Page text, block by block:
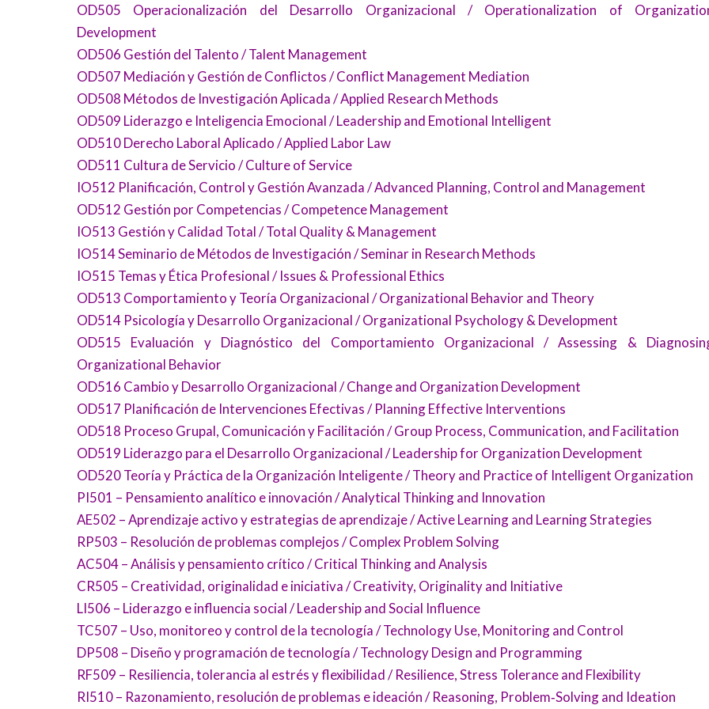
OD505 Operacionalización del Desarrollo Organizacional / Operationalization of
Development
OD506 Gestión del Talento / Talent Management
OD507 Mediación y Gestión de Conflictos / Conflict Management Mediation
OD508 Métodos de Investigación Aplicada / Applied Research Methods
OD509 Liderazgo e Inteligencia Emocional / Leadership and Emotional Intelligent
OD510 Derecho Laboral Aplicado / Applied Labor Law
OD511 Cultura de Servicio / Culture of Service
IO512 Planificación, Control y Gestión Avanzada / Advanced Planning, Control and Management
OD512 Gestión por Competencias / Competence Management
IO513 Gestión y Calidad Total / Total Quality & Management
IO514 Seminario de Métodos de Investigación / Seminar in Research Methods
IO515 Temas y Ética Profesional / Issues & Professional Ethics
OD513 Comportamiento y Teoría Organizacional / Organizational Behavior and Theory
OD514 Psicología y Desarrollo Organizacional / Organizational Psychology & Development
OD515 Evaluación y Diagnóstico del Comportamiento Organizacional / Assessing &
Organizational Behavior
OD516 Cambio y Desarrollo Organizacional / Change and Organization Development
OD517 Planificación de Intervenciones Efectivas / Planning Effective Interventions
OD518 Proceso Grupal, Comunicación y Facilitación / Group Process, Communication, and Facilitation
OD519 Liderazgo para el Desarrollo Organizacional / Leadership for Organization Development
OD520 Teoría y Práctica de la Organización Inteligente / Theory and Practice of Intelligent Organization
PI501 – Pensamiento analítico e innovación / Analytical Thinking and Innovation
AE502 – Aprendizaje activo y estrategias de aprendizaje / Active Learning and Learning Strategies
RP503 – Resolución de problemas complejos / Complex Problem Solving
AC504 – Análisis y pensamiento crítico / Critical Thinking and Analysis
CR505 – Creatividad, originalidad e iniciativa / Creativity, Originality and Initiative
LI506 – Liderazgo e influencia social / Leadership and Social Influence
TC507 – Uso, monitoreo y control de la tecnología / Technology Use, Monitoring and Control
DP508 – Diseño y programación de tecnología / Technology Design and Programming
RF509 – Resiliencia, tolerancia al estrés y flexibilidad / Resilience, Stress Tolerance and Flexibility
RI510 – Razonamiento, resolución de problemas e ideación / Reasoning, Problem‑Solving and Ideation